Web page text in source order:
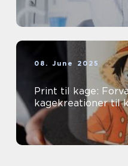
08. June 2025
Print til kage:
kagekreationer til